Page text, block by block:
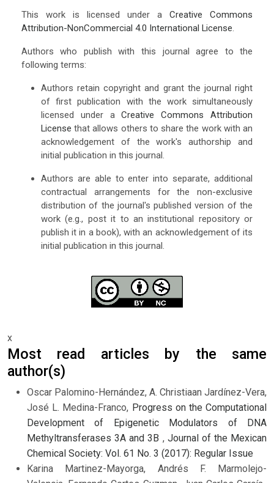
This work is licensed under aCreative Commons
Attribution-NonCommercial 4.0 International License
Authors who publish with this journal agree to the
following terms:
Authors retain copyright and grant the journal right
of first publication with the work simultaneously
licensed under aCreative Commons Attribution
License that allows others to share the work with an
acknowledgement of the work's authorship and
initial publication in this journal.
Authors are able to enter into separate, additional
contractual arrangements for the non-exclusive
distribution of the journal's published version of the
work (e.g., post it to an institutional repository or
publish it in a book), with an acknowledgement of its
initial publication in this journal.
x
Most read articles by the same
author(s)
Oscar Palomino-Hernández, A. Christiaan Jardínez-Vera,
José L. Medina-Franco, Progress on the Computational
Development of Epigenetic Modulators of DNA
Methyltransferases 3A and 3B , Journal of the Mexican
Chemical Society: Vol. 61 No. 3 (2017): Regular Issue
Karina Martinez-Mayorga, Andrés F. Marmolejo-